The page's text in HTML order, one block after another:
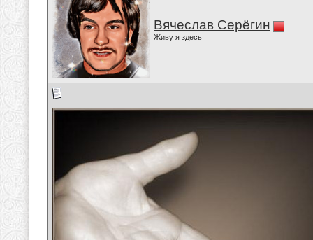
Вячеслав Серёгин
Живу я здесь